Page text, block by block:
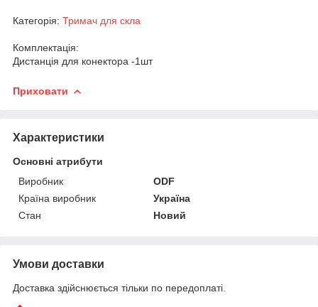
Категорія: Тримач для скла
Комплектація:
Дистанція для конектора -1шт
Приховати
Характеристики
Основні атрибути
Виробник
ODF
Країна виробник
Україна
Стан
Новий
Умови доставки
Доставка здійснюється тільки по передоплаті.